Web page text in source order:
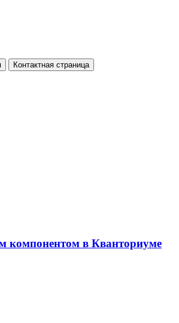
Контактная страница
компонентом в Кванториуме